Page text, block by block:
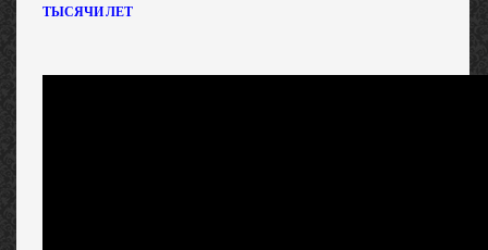
ТЫСЯЧИ ЛЕТ